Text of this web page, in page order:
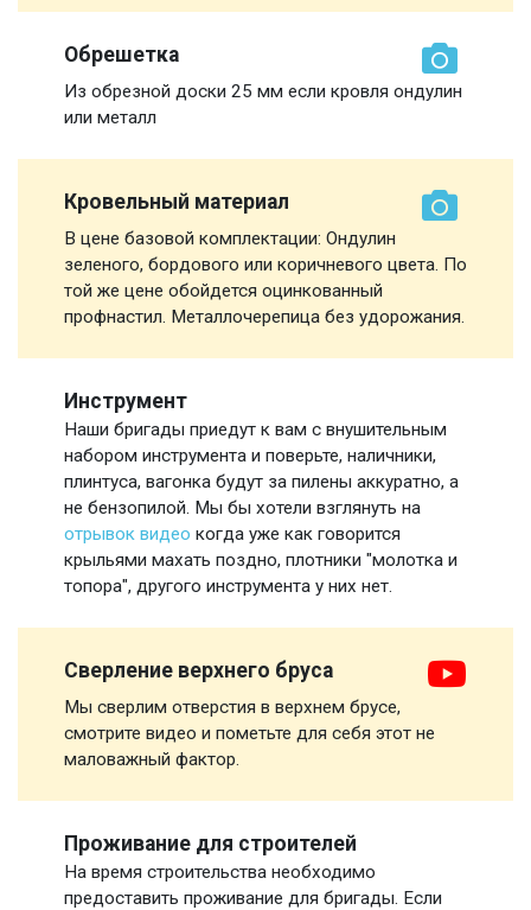
Обрешетка
Из обрезной доски 25 мм если кровля ондулин
или металл
Кровельный материал
В цене базовой комплектации: Ондулин
зеленого, бордового или коричневого цвета. По
той же цене обойдется оцинкованный
профнастил. Металлочерепица без удорожания.
Инструмент
Наши бригады приедут к вам с внушительным
набором инструмента и поверьте, наличники,
плинтуса, вагонка будут за пилены аккуратно, а
не бензопилой. Мы бы хотели взглянуть на
отрывок видео когда уже как говорится
крыльями махать поздно, плотники "молотка и
топора", другого инструмента у них нет.
Сверление верхнего бруса
Мы сверлим отверстия в верхнем брусе,
смотрите видео и пометьте для себя этот не
маловажный фактор.
Проживание для строителей
На время строительства необходимо
предоставить проживание для бригады. Если